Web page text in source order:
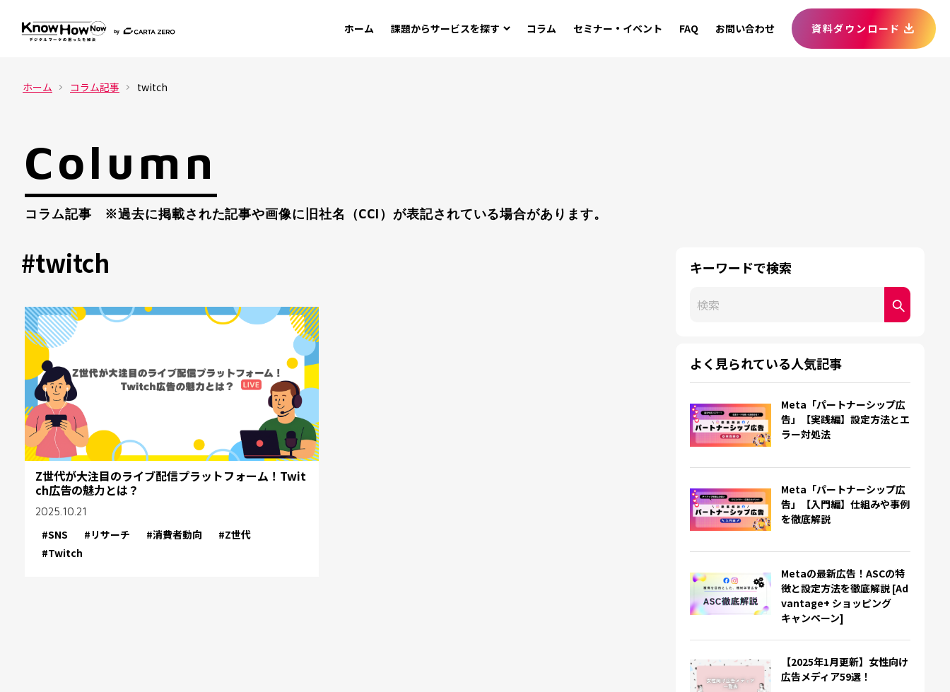
ホーム 課題からサービスを探す コラム セミナー・イベント FAQ お問い合わせ 資料ダウンロード
ホーム コラム記事 twitch
Column
コラム記事 ※過去に掲載された記事や画像に旧社名（CCI）が表記されている場合があります。
#twitch
Z世代が大注目のライブ配信プラットフォーム！Twit
ch広告の魅力とは？
2025.10.21
#SNS #リサーチ #消費者動向
#Z世代
#Twitch
キーワードで検索
これは、自動候補機能付きの検索フィールドです。
よく見られている人気記事
Meta「パートナーシップ広
告」【実践編】設定方法とエ
ラー対処法
Meta「パートナーシップ広
告」【入門編】仕組みや事例
を徹底解説
Metaの最新広告！ASCの特
徴と設定方法を徹底解説 [Ad
vantage+ ショッピング
キャンペーン]
【2025年1月更新】女性向け
広告メディア59選！